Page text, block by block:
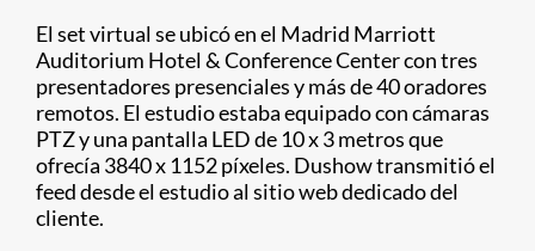
El set virtual se ubicó en el Madrid Marriott
Auditorium Hotel & Conference Center con tres
presentadores presenciales y más de 40 oradores
remotos. El estudio estaba equipado con cámaras
PTZ y una pantalla LED de 10 x 3 metros que
ofrecía 3840 x 1152 píxeles. Dushow transmitió el
feed desde el estudio al sitio web dedicado del
cliente.